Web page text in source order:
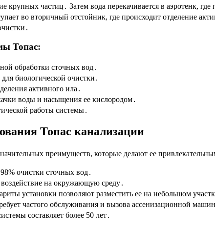
крупных частиц․ Затем вода перекачивается в аэротенк,
во вторичный отстойник, где происходит отделение
Топас:
обработки сточных вод․
биологической очистки․
активного ила․
воды и насыщения ее кислородом․
работы системы․
Топас канализации
преимуществ, которые делают ее
очистки сточных вод․
на окружающую среду․
установки позволяют разместить ее на небольшом
частого обслуживания и вызова ассенизационной
составляет более 50 лет․